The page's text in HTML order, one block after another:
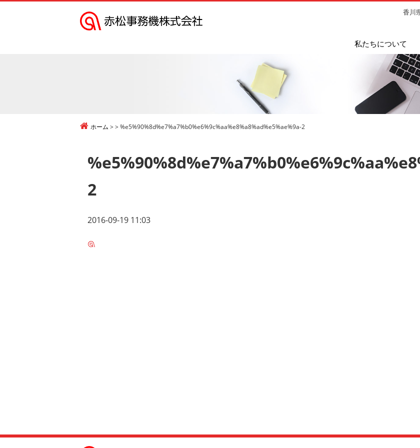
会
私たちについて
香川
ホーム %e5%90%8d%e7%a7%b0%e6%9c%aa%e8%a8%ad%e5%ae%9a-2
2
2016-09-19 11:03